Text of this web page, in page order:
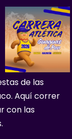
de las
Aquí correr
con las